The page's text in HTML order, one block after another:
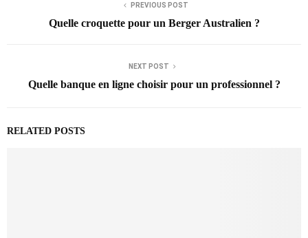
PREVIOUS POST
Quelle croquette pour un Berger Australien ?
NEXT POST
Quelle banque en ligne choisir pour un professionnel ?
RELATED POSTS